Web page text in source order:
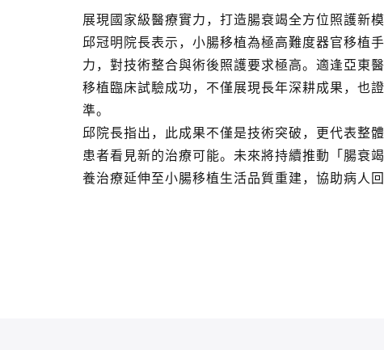
展現國家級醫療實力，打造腸衰竭全方位照護新
邱冠明院長表示，小腸移植為極高難度器官移植
力，對技術整合與術後照護要求極高。適逢亞東
移植臨床試驗成功，不僅展現長年深耕成果，也
準。
邱院長指出，此成果不僅是技術突破，更代表整
患者看見新的治療可能。未來將持續推動「腸衰
養治療延伸至小腸移植生活品質重建，協助病人